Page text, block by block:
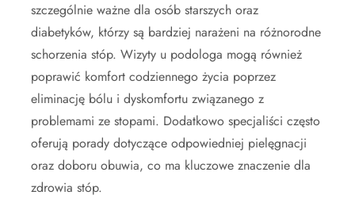
szczególnie ważne dla osób starszych oraz
diabetyków, którzy są bardziej narażeni na różnorodne
schorzenia stóp. Wizyty u podologa mogą również
poprawić komfort codziennego życia poprzez
eliminację bólu i dyskomfortu związanego z
problemami ze stopami. Dodatkowo specjaliści często
oferują porady dotyczące odpowiedniej pielęgnacji
oraz doboru obuwia, co ma kluczowe znaczenie dla
zdrowia stóp.